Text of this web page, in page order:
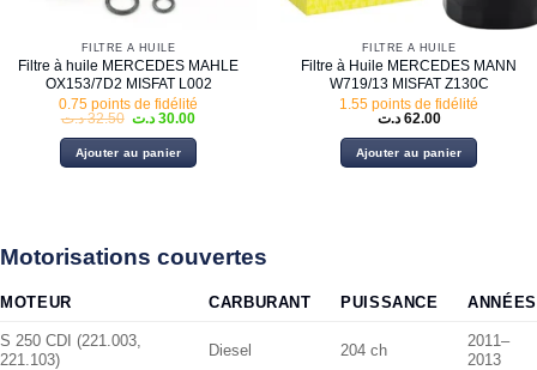
FILTRE À HUILE
Filtre à huile MERCEDES MAHLE
OX153/7D2 MISFAT L002
0.75 points de fidélité
32.50 د.ت
Le
initial
était :
30.00 د.ت
Le
actuel
est :
Ajouter au panier
FILTRE À HUILE
Filtre à Huile MERCEDES MANN
W719/13 MISFAT Z130C
1.55 points de fidélité
62.00 د.ت
Ajouter au panier
Motorisations couvertes
MOTEUR CARBURANT PUISSANCE ANNÉES
S 250 CDI (221.003,
221.103)
Diesel 204 ch
2011–
2013